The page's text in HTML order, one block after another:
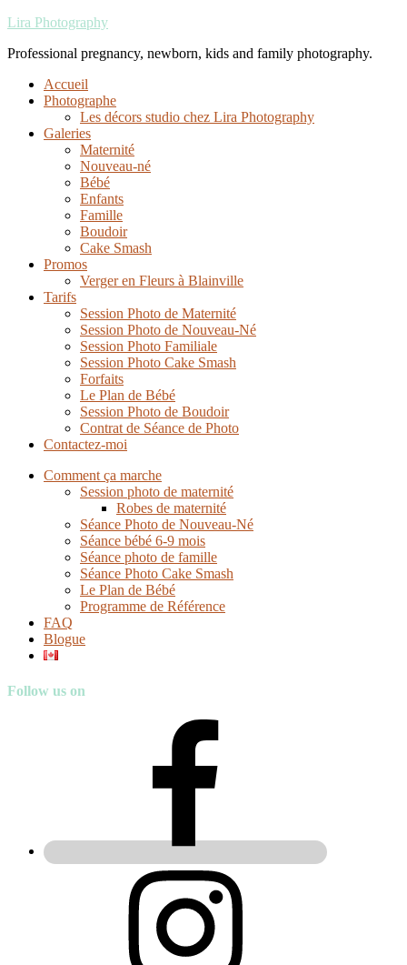
Lira Photography
Professional pregnancy, newborn, kids and family photography.
Accueil
Photographe
Les décors studio chez Lira Photography
Galeries
Maternité
Nouveau-né
Bébé
Enfants
Famille
Boudoir
Cake Smash
Promos
Verger en Fleurs à Blainville
Tarifs
Session Photo de Maternité
Session Photo de Nouveau-Né
Session Photo Familiale
Session Photo Cake Smash
Forfaits
Le Plan de Bébé
Session Photo de Boudoir
Contrat de Séance de Photo
Contactez-moi
Comment ça marche
Session photo de maternité
Robes de maternité
Séance Photo de Nouveau-Né
Séance bébé 6-9 mois
Séance photo de famille
Séance Photo Cake Smash
Le Plan de Bébé
Programme de Référence
FAQ
Blogue
Follow us on